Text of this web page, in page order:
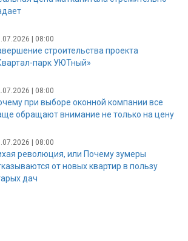
| 08:00
строительства проекта
парк УЮТный»
| 08:00
при выборе оконной компании все
обращают внимание не только на цену
| 08:00
революция, или Почему зумеры
от новых квартир в пользу
дач